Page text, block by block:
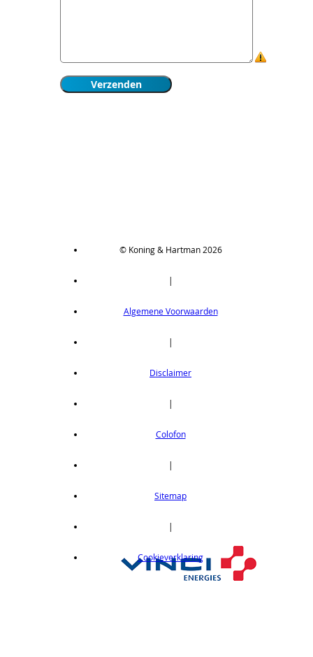
© Koning & Hartman 2026
|
Algemene Voorwaarden
|
Disclaimer
|
Colofon
|
Sitemap
|
Cookieverklaring